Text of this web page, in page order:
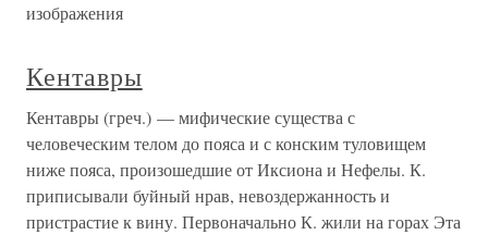
изображения
Кентавры
Кентавры (греч.) — мифические существа с
человеческим телом до пояса и с конским туловищем
ниже пояса, произошедшие от Иксиона и Нефелы. К.
приписывали буйный нрав, невоздержанность и
пристрастие к вину. Первоначально К. жили на горах Эта